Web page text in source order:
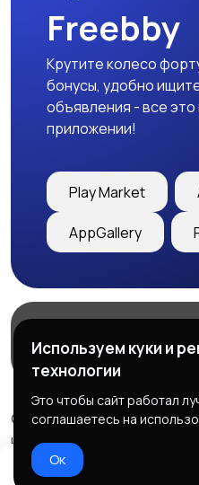
Freebby
Крутите колесо
бонусы, удобно
объявления - все
приложении!
Play Market
AppGallery
Служба поддержки
© 2026 Freebby - Сервис
и ЛНР
Правила сервиса
Используем куки и
технологии
Это чтобы сайт работал
соглашаетесь на
Ок